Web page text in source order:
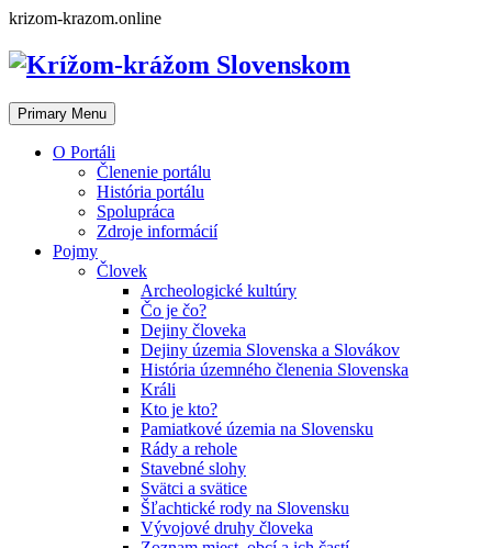
Skip
content
krizom-krazom.online
Primary Menu
O Portáli
Členenie portálu
História portálu
Spolupráca
Zdroje informácií
Pojmy
Človek
Archeologické kultúry
Čo je čo?
Dejiny človeka
Dejiny územia Slovenska a Slovákov
História územného členenia Slovenska
Králi
Kto je kto?
Pamiatkové územia na Slovensku
Rády a rehole
Stavebné slohy
Svätci a svätice
Šľachtické rody na Slovensku
Vývojové druhy človeka